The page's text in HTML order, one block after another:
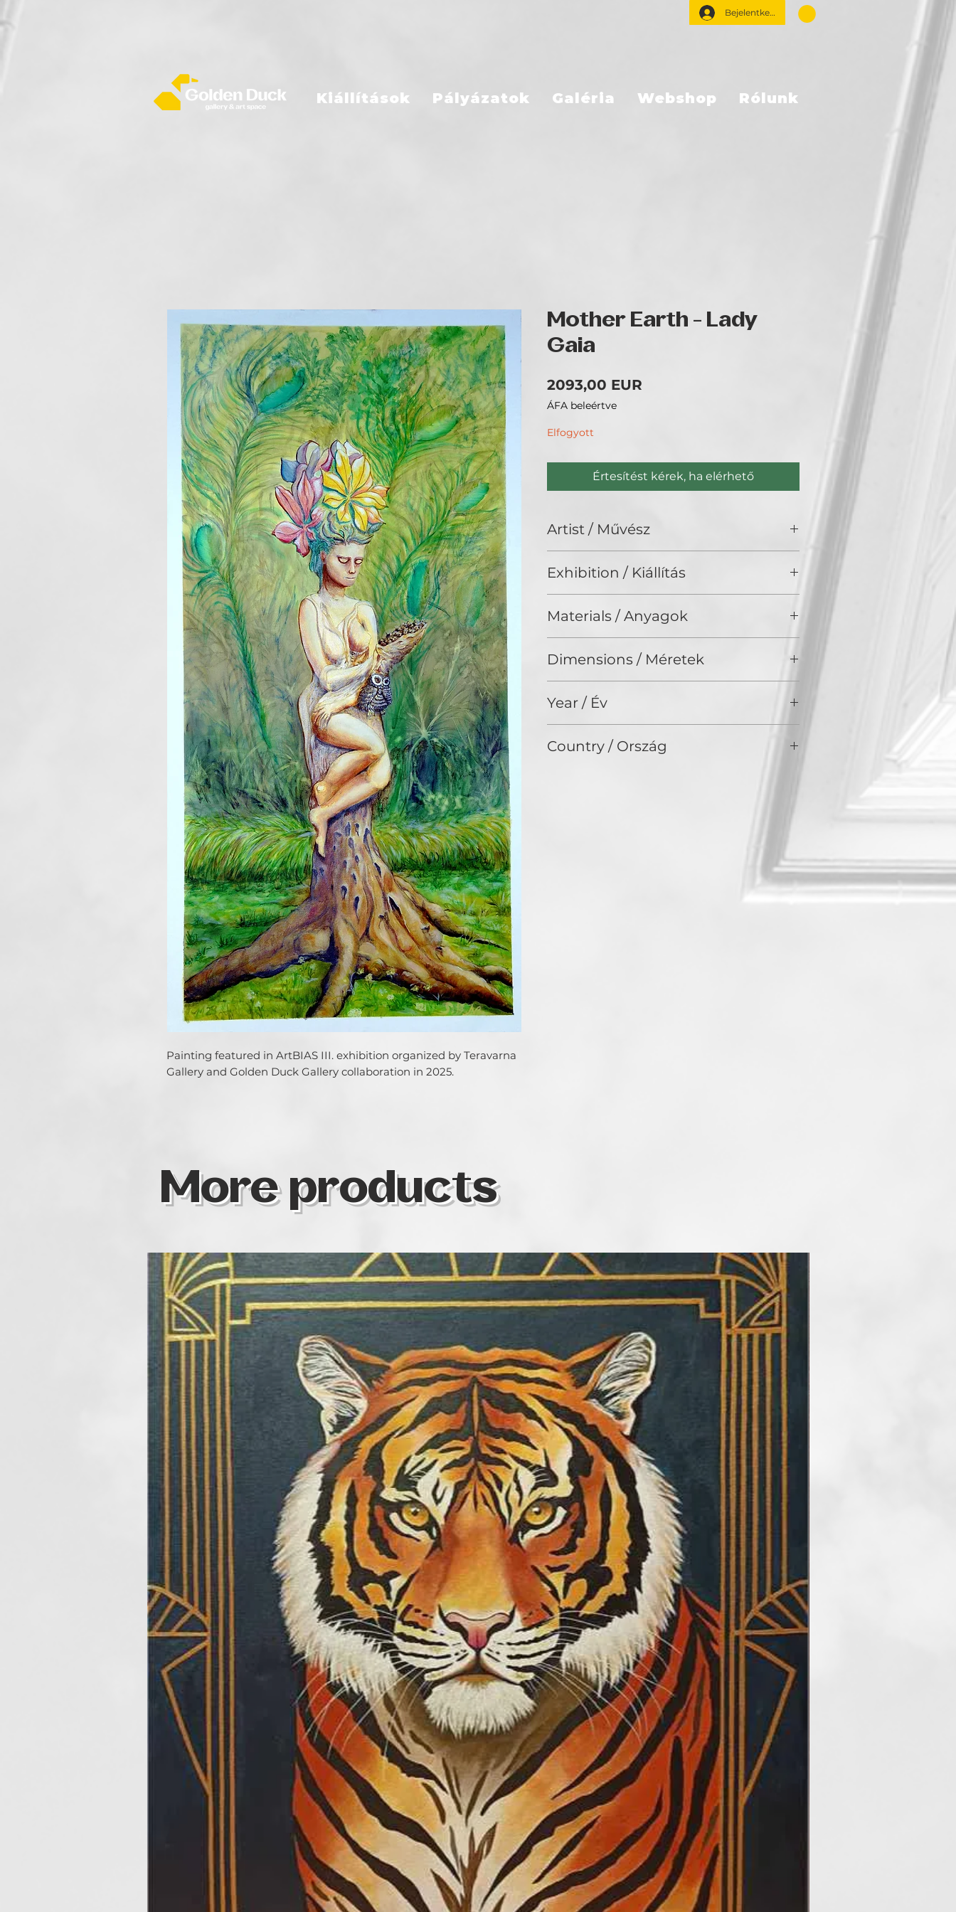
Bejelentkezés
Kiállítások Pályázatok Galéria Webshop Rólunk
Painting featured in ArtBIAS III. exhibition organized by Teravarna
Gallery and Golden Duck Gallery collaboration in 2025.
Mother Earth - Lady
Gaia
2093,00 EUR
ÁFA beleértve
Elfogyott
Értesítést kérek, ha elérhető
Artist / Művész
Exhibition / Kiállítás
Materials / Anyagok
Dimensions / Méretek
Year / Év
Country / Ország
More products